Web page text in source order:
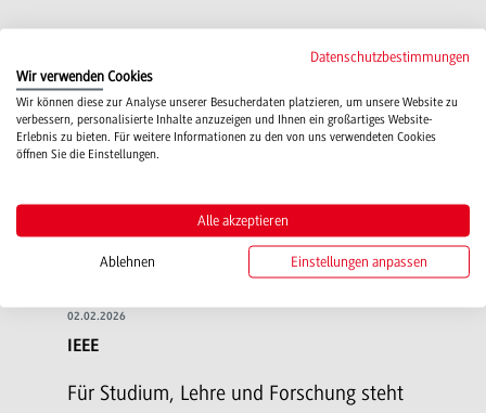
02.02.2026
IEEE
Für Studium, Lehre und Forschung steht
Datenschutzbestimmungen
Wir verwenden Cookies
Wir können diese zur Analyse unserer Besucherdaten platzieren, um unsere Website zu
verbessern, personalisierte Inhalte anzuzeigen und Ihnen ein großartiges Website-
Erlebnis zu bieten. Für weitere Informationen zu den von uns verwendeten Cookies
öffnen Sie die Einstellungen.
Alle akzeptieren
Ablehnen Einstellungen anpassen